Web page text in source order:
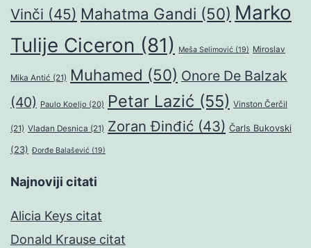
Vinči (45) Mahatma Gandi (50) Marko
Tulije Ciceron (81) Meša Selimović (19) Miroslav
Mika Antić (21) Muhamed (50) Onore De Balzak
(40) Paulo Koeljo (20) Petar Lazić (55) Vinston Čerčil
(21) Vladan Desnica (21) Zoran Đinđić (43) Čarls Bukovski
(23) Đorđe Balašević (19)
Najnoviji citati
Alicia Keys citat
Donald Krause citat